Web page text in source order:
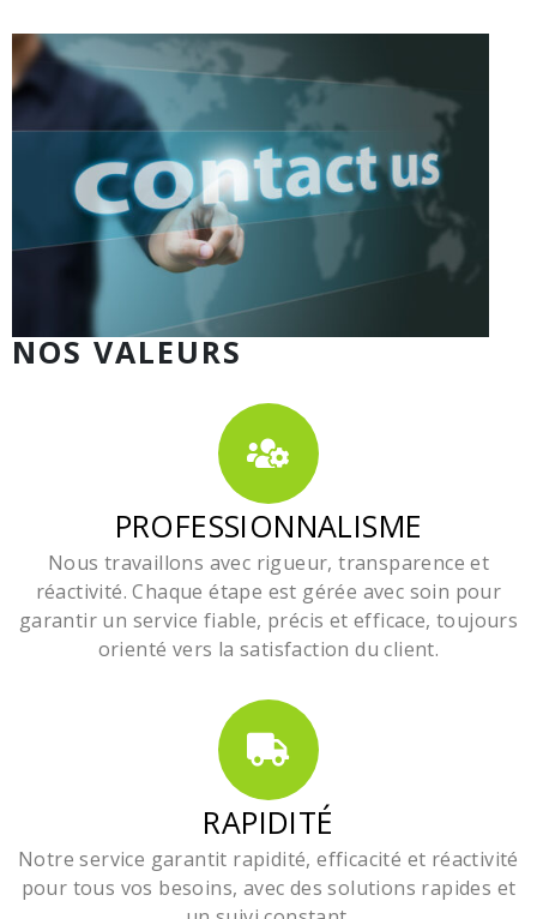
NOS VALEURS
PROFESSIONNALISME
Nous travaillons avec rigueur, transparence et
réactivité. Chaque étape est gérée avec soin pour
garantir un service fiable, précis et efficace, toujours
orienté vers la satisfaction du client.
RAPIDITÉ
Notre service garantit rapidité, efficacité et réactivité
pour tous vos besoins, avec des solutions rapides et